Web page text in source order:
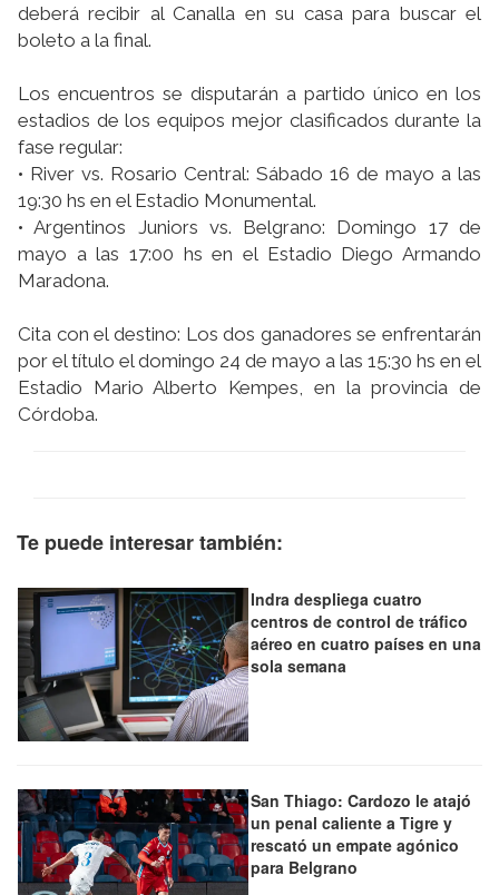
deberá recibir al Canalla en su casa para buscar el
boleto a la final.
Los encuentros se disputarán a partido único en los
estadios de los equipos mejor clasificados durante la
fase regular:
• River vs. Rosario Central: Sábado 16 de mayo a las
19:30 hs en el Estadio Monumental.
• Argentinos Juniors vs. Belgrano: Domingo 17 de
mayo a las 17:00 hs en el Estadio Diego Armando
Maradona.
Cita con el destino: Los dos ganadores se enfrentarán
por el título el domingo 24 de mayo a las 15:30 hs en el
Estadio Mario Alberto Kempes, en la provincia de
Córdoba.
Te puede interesar también:
Indra despliega cuatro
centros de control de tráfico
aéreo en cuatro países en una
sola semana
San Thiago: Cardozo le atajó
un penal caliente a Tigre y
rescató un empate agónico
para Belgrano